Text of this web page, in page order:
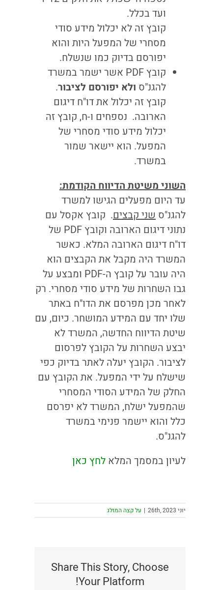
ועד בכלל.
קובץ זה לא יכלול מידע סודי
מסחרי של המפעל היות והוא
יפורסם בדיוק כמו שנשלח.
קובץ PDF אשר ישמר במשרד
להגנ"ס ולא יפורסם לציבור.
קובץ זה יכלול את דו"ח דיגום
הארובה. נספחים ו-ח, קובץ זה
יכלול מידע סודי מסחרי של
המפעל. הוא יישאר שמור
במשרד.
השוני משיטת הדיווח הקודמת:
עד היום מפעלים הגישו למשרד
להגנ"ס שני קבצים. קובץ אקסל עם
נתוני דיגום הארובה וקובץ PDF של
דו"ח דיגום הארובה המלא. כאשר
המשרד היה מקבל את הקבצים הוא
היה עובר על קובץ ה-PDF ומבצע על
גבו השחרות של מידע סודי מסחרי. רק
לאחר מכן מפרסם את הדו"ח באתר
שלו יחד עם המידע המושחר. כיום, עם
שיטת הדיווח החדשה, המשרד לא
יבצע השחרות על הקובץ לפרסום
לציבור. הקובץ יעלה לאתר בדיוק כפי
שישלח על ידי המפעל. את הקובץ עם
החלק של המידע הסודי המסחרי
שהמפעל ישלח, המשרד לא יפרסם
כלל והוא יישמר פנימי במשרד
להגנ"ס.
לעיון במסמך המלא לחץ כאן
יוני 26th, 2023 | על קצה המזלג
Share This Story, Choose
Your Platform!